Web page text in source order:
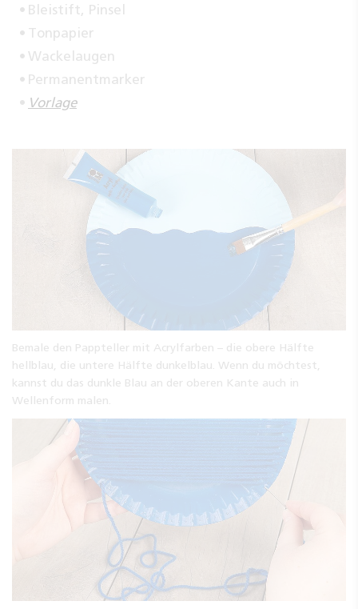
Bleistift, Pinsel
Tonpapier
Wackelaugen
Permanentmarker
Vorlage
Bemale den Pappteller mit Acrylfarben – die obere Hälfte
hellblau, die untere Hälfte dunkelblau. Wenn du möchtest,
kannst du das dunkle Blau an der oberen Kante auch in
Wellenform malen.